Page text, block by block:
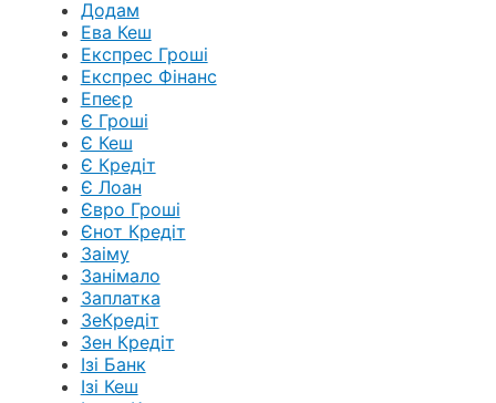
Додам
Ева Кеш
Експрес Гроші
Експрес Фінанс
Епеєр
Є Гроші
Є Кеш
Є Кредіт
Є Лоан
Євро Гроші
Єнот Кредіт
Заіму
Занімало
Заплатка
ЗеКредіт
Зен Кредіт
Ізі Банк
Ізі Кеш